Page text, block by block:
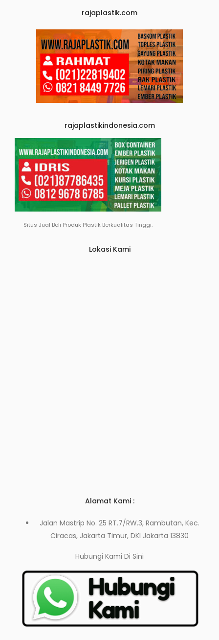
rajaplastik.com
rajaplastikindonesia.com
Situs Jual Beli Produk Plastik Berkualitas Tinggi.
Lokasi Kami
Alamat Kami :
Jalan Mastrip No. 25 RT.7/RW.3, Rambutan, Kec.
Ciracas, Jakarta Timur, DKI Jakarta 13830
Hubungi Kami Di Sini